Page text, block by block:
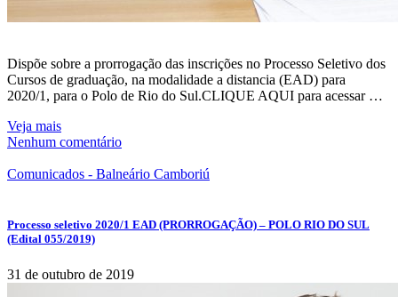
Dispõe sobre a prorrogação das inscrições no Processo Seletivo dos
Cursos de graduação, na modalidade a distancia (EAD) para
2020/1, para o Polo de Rio do Sul.CLIQUE AQUI para acessar …
Veja mais
Nenhum comentário
Comunicados - Balneário Camboriú
Processo seletivo 2020/1 EAD (PRORROGAÇÃO) – POLO RIO DO SUL
(Edital 055/2019)
31 de outubro de 2019